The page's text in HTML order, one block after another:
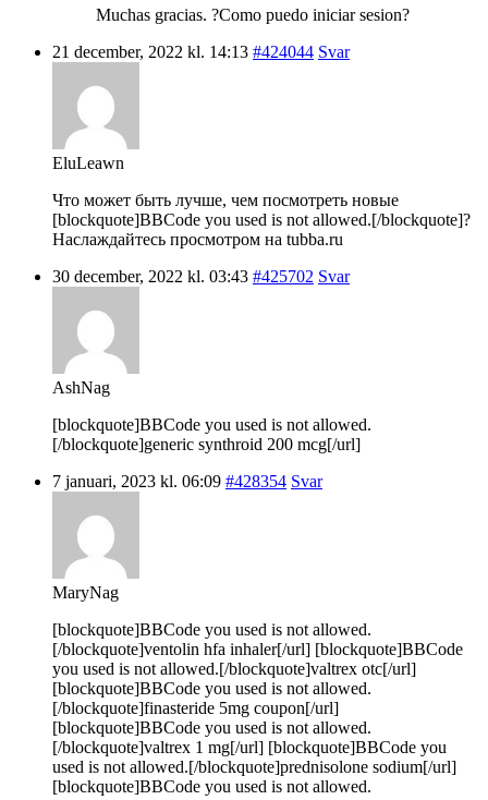
Muchas gracias. ?Como puedo iniciar sesion?
21 december, 2022 kl. 14:13 #424044 Svar
EluLeawn
Что может быть лучше, чем посмотреть новые
[blockquote]BBCode you used is not allowed.[/blockquote]?
Наслаждайтесь просмотром на tubba.ru
30 december, 2022 kl. 03:43 #425702 Svar
AshNag
[blockquote]BBCode you used is not allowed.
[/blockquote]generic synthroid 200 mcg[/url]
7 januari, 2023 kl. 06:09 #428354 Svar
MaryNag
[blockquote]BBCode you used is not allowed.
[/blockquote]ventolin hfa inhaler[/url] [blockquote]BBCode
you used is not allowed.[/blockquote]valtrex otc[/url]
[blockquote]BBCode you used is not allowed.
[/blockquote]finasteride 5mg coupon[/url]
[blockquote]BBCode you used is not allowed.
[/blockquote]valtrex 1 mg[/url] [blockquote]BBCode you
used is not allowed.[/blockquote]prednisolone sodium[/url]
[blockquote]BBCode you used is not allowed.